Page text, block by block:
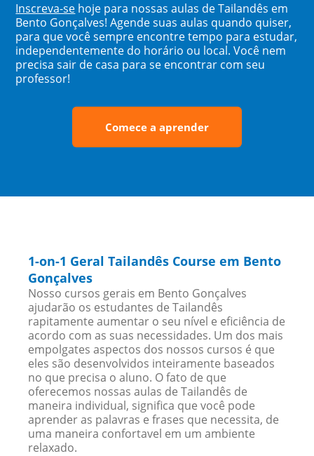
Inscreva-se hoje para nossas aulas de Tailandês em
Bento Gonçalves! Agende suas aulas quando quiser,
para que você sempre encontre tempo para estudar,
independentemente do horário ou local. Você nem
precisa sair de casa para se encontrar com seu
professor!
Comece a aprender
1-on-1 Geral Tailandês Course em Bento
Gonçalves
Nosso cursos gerais em Bento Gonçalves
ajudarão os estudantes de Tailandês
rapitamente aumentar o seu nível e eficiência de
acordo com as suas necessidades. Um dos mais
empolgates aspectos dos nossos cursos é que
eles são desenvolvidos inteiramente baseados
no que precisa o aluno. O fato de que
oferecemos nossas aulas de Tailandês de
maneira individual, significa que você pode
aprender as palavras e frases que necessita, de
uma maneira confortavel em um ambiente
relaxado.